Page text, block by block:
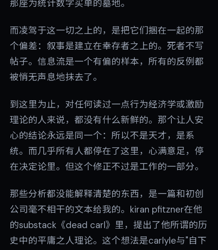
那座为统计数字买单的墓地。
而凌驾于这一切之上的，是把它们捆在一起的那
个偏差：叙事是建立在幸存者之上的。死者不写
帖子。信息流是一个有偏的样本，所有的反例都
被悄无声息地抹去了。
到这里为止，对任何读过一点行为经济学或激励
理论的人来说，都没有什么新鲜的。那个让人安
心的结论永远是同一个：所以不是天才，是系
统。而几乎所有人都停在了这里，心满意足，停
在决定论里。但这个修正不过是工作的一部分。
那些分析都没能解释清楚的东西，是一篇和初创
公司毫不相干的文本给我的。kiran pfitzner在他
的substack《dead carl》里，提出了他所谓的历
史中的平庸之人理论。这个想法是carlyle与"自下